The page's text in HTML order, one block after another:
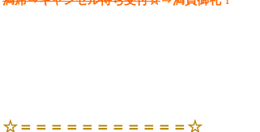
☆＝＝＝＝＝＝＝＝＝＝＝☆